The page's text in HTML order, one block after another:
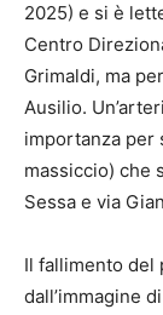
2025) e si è
Centro
Grimaldi, ma
Ausilio.
importanza per
massiccio) che
Sessa e via
Il fallimento del
dall’immagine